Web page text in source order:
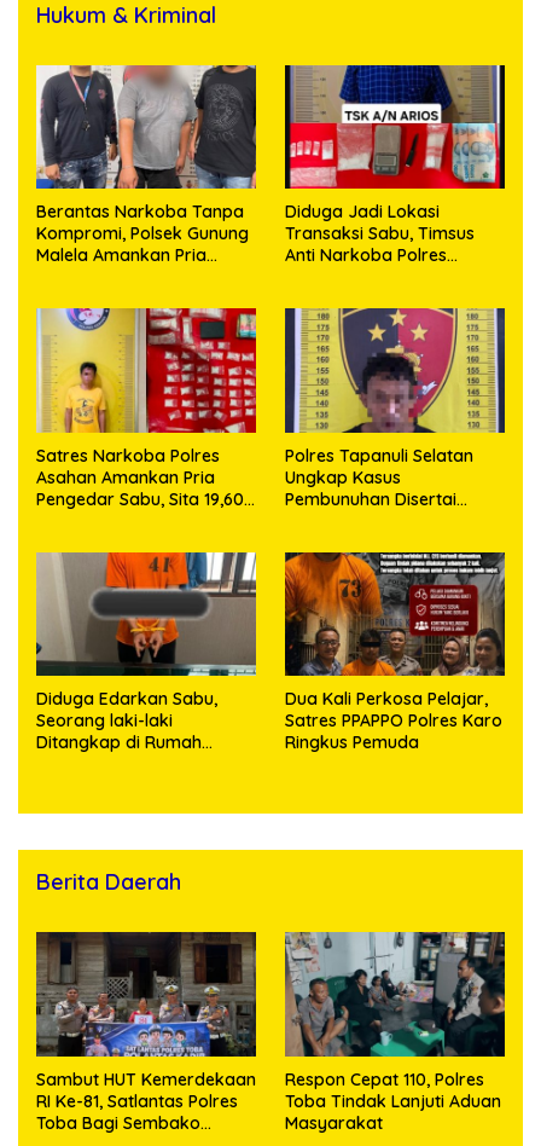
Hukum & Kriminal
Berantas Narkoba Tanpa
Kompromi, Polsek Gunung
Malela Amankan Pria
Diduga Jadi Lokasi
Transaksi Sabu, Timsus
Anti Narkoba Polres
63,67 Gram Sabu
Satres Narkoba Polres
Asahan Amankan Pria
Pengedar Sabu, Sita 19,60
Polres Tapanuli Selatan
Ungkap Kasus
Pembunuhan Disertai
Ditangkap
Diduga Edarkan Sabu,
Seorang laki-laki
Ditangkap di Rumah
Dua Kali Perkosa Pelajar,
Satres PPAPPO Polres Karo
Ringkus Pemuda
Berita Daerah
Sambut HUT Kemerdekaan
RI Ke-81, Satlantas Polres
Toba Bagi Sembako
Respon Cepat 110, Polres
Toba Tindak Lanjuti Aduan
Masyarakat